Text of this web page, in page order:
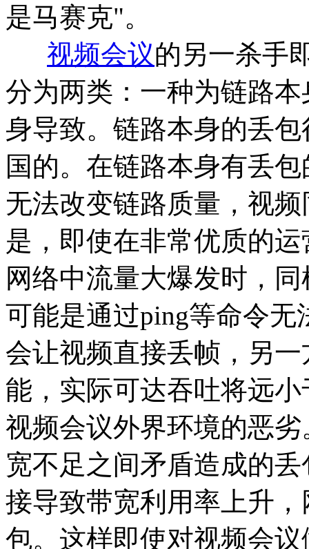
是马赛克"。
视频会议的另一杀手
分为两类：一种为链路
身导致。链路本身的丢
国的。在链路本身有丢
无法改变链路质量，视
是，即使在非常优质的
网络中流量大爆发时，
可能是通过ping等命令
会让视频直接丢帧，另
能，实际可达吞吐将远
视频会议外界环境的恶
宽不足之间矛盾造成的
接导致带宽利用率上升
包。这样即使对视频会